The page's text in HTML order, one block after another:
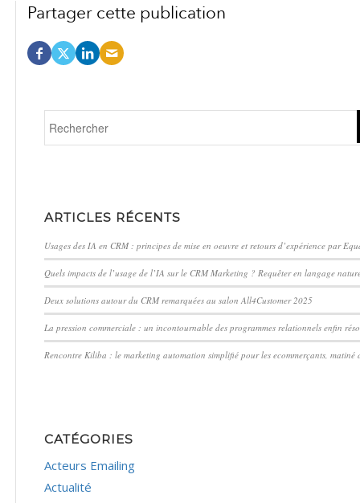
Partager cette publication
ARTICLES RÉCENTS
Usages des IA en CRM : principes de mise en oeuvre et retours d’expérience par
Quels impacts de l’usage de l’IA sur le CRM Marketing ? Requêter en langage
Deux solutions autour du CRM remarquées au salon All4Customer 2025
La pression commerciale : un incontournable des programmes relationnels enfin
Rencontre Kiliba : le marketing automation simplifié pour les ecommerçants, matiné
CATÉGORIES
Acteurs Emailing
Actualité